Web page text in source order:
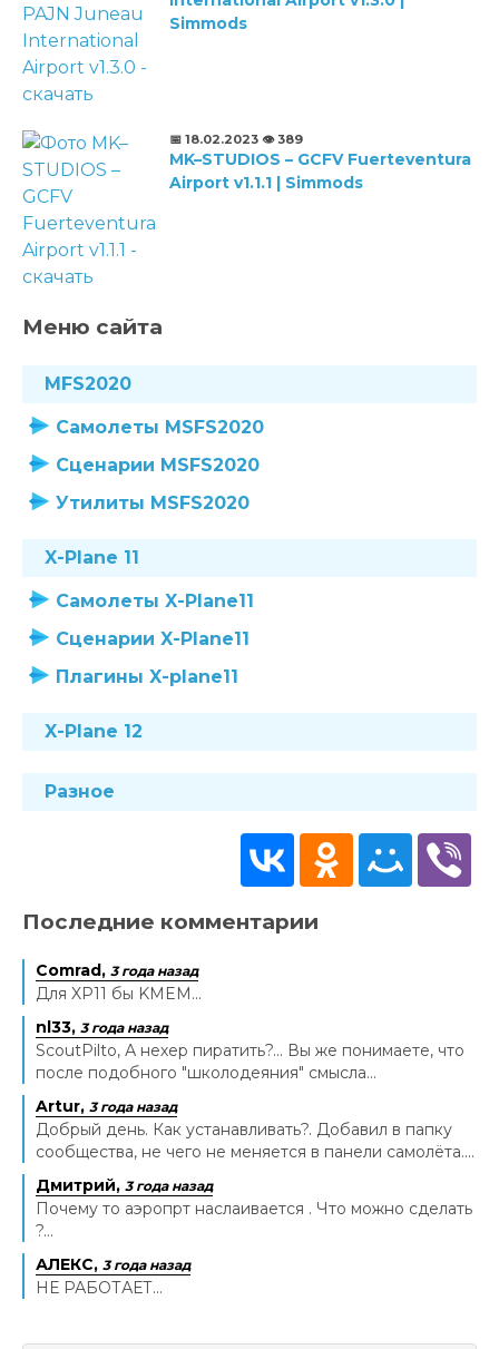
Simmods
📅 18.02.2023 👁️ 389
MK–STUDIOS – GCFV Fuerteventura
Airport v1.1.1 | Simmods
Меню сайта
MFS2020
Самолеты MSFS2020
Сценарии MSFS2020
Утилиты MSFS2020
X-Plane 11
Самолеты X-Plane11
Сценарии X-Plane11
Плагины X-plane11
X-Plane 12
Разное
Последние комментарии
Comrad, 3 года назад
Для XP11 бы KMEM...
nl33, 3 года назад
ScoutPilto, А нехер пиратить?... Вы же понимаете, что
после подобного "школодеяния" смысла...
Artur, 3 года назад
Добрый день. Как устанавливать?. Добавил в папку
сообщества, не чего не меняется в панели самолёта....
Дмитрий, 3 года назад
Почему то аэропрт наслаивается . Что можно сделать
?...
АЛЕКС, 3 года назад
НЕ РАБОТАЕТ...